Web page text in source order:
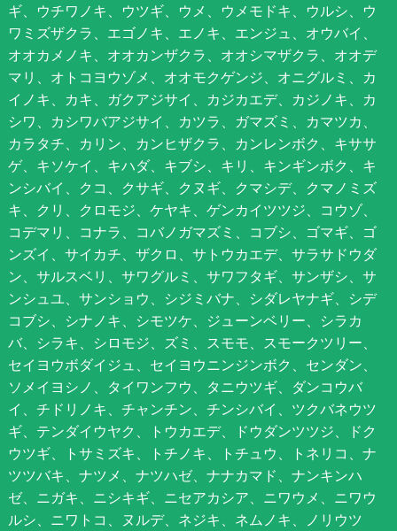
ギ、ウチワノキ、ウツギ、ウメ、ウメモドキ、ウルシ、ウ
ワミズザクラ、エゴノキ、エノキ、エンジュ、オウバイ、
オオカメノキ、オオカンザクラ、オオシマザクラ、オオデ
マリ、オトコヨウゾメ、オオモクゲンジ、オニグルミ、カ
イノキ、カキ、ガクアジサイ、カジカエデ、カジノキ、カ
シワ、カシワバアジサイ、カツラ、ガマズミ、カマツカ、
カラタチ、カリン、カンヒザクラ、カンレンボク、キササ
ゲ、キソケイ、キハダ、キブシ、キリ、キンギンボク、キ
ンシバイ、クコ、クサギ、クヌギ、クマシデ、クマノミズ
キ、クリ、クロモジ、ケヤキ、ゲンカイツツジ、コウゾ、
コデマリ、コナラ、コバノガマズミ、コブシ、ゴマギ、ゴ
ンズイ、サイカチ、ザクロ、サトウカエデ、サラサドウダ
ン、サルスベリ、サワグルミ、サワフタギ、サンザシ、サ
ンシュユ、サンショウ、シジミバナ、シダレヤナギ、シデ
コブシ、シナノキ、シモツケ、ジューンベリー、シラカ
バ、シラキ、シロモジ、ズミ、スモモ、スモークツリー、
セイヨウボダイジュ、セイヨウニンジンボク、センダン、
ソメイヨシノ、タイワンフウ、タニウツギ、ダンコウバ
イ、チドリノキ、チャンチン、チンシバイ、ツクバネウツ
ギ、テンダイウヤク、トウカエデ、ドウダンツツジ、ドク
ウツギ、トサミズキ、トチノキ、トチュウ、トネリコ、ナ
ツツバキ、ナツメ、ナツハゼ、ナナカマド、ナンキンハ
ゼ、ニガキ、ニシキギ、ニセアカシア、ニワウメ、ニワウ
ルシ、ニワトコ、ヌルデ、ネジキ、ネムノキ、ノリウツ